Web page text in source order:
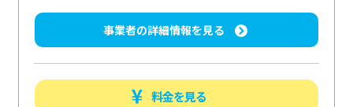
事業者の詳細情報を見る
料金を見る